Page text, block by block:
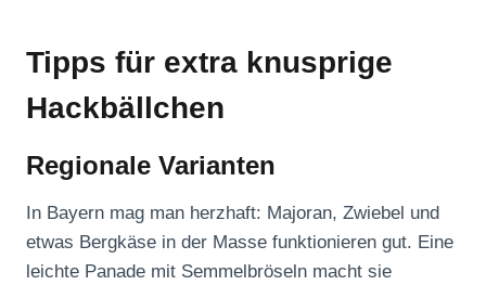
Tipps für extra knusprige
Hackbällchen
Regionale Varianten
In Bayern mag man herzhaft: Majoran, Zwiebel und
etwas Bergkäse in der Masse funktionieren gut. Eine
leichte Panade mit Semmelbröseln macht sie